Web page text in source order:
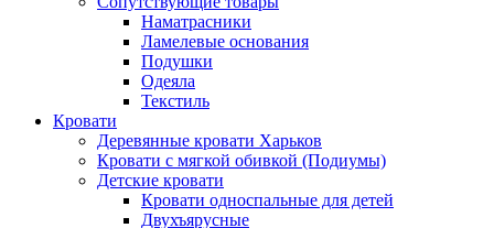
Наматрасники
Ламелевые основания
Подушки
Одеяла
Текстиль
Кровати
Деревянные кровати Харьков
Кровати с мягкой обивкой (Подиумы)
Детские кровати
Кровати односпальные для детей
Двухъярусные